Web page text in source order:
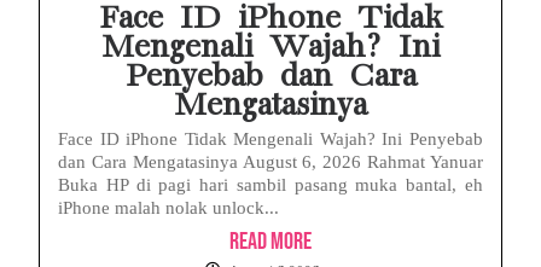
Face ID iPhone Tidak
Mengenali Wajah? Ini
Penyebab dan Cara
Mengatasinya
Face ID iPhone Tidak Mengenali Wajah? Ini Penyebab
dan Cara Mengatasinya August 6, 2026 Rahmat Yanuar
Buka HP di pagi hari sambil pasang muka bantal, eh
iPhone malah nolak unlock...
Read More